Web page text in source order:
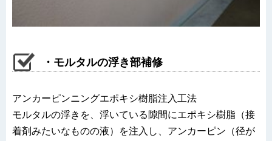
・モルタルの浮き部補修
アンカーピンニングエポキシ樹脂注入工法
モルタルの浮きを、浮いている隙間にエポキシ樹脂（接
着剤みたいなものの液）を注入し、アンカーピン（径が